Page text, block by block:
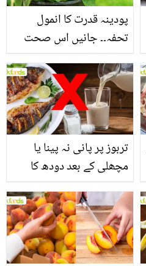
پودینہ قدرت کا انمول
تحفہ۔۔ جانیں اس صحت
انگیز طبی فوائد
تربوز پر پانی نہ پینا یا
مچھلی کے بعد دودھ کا
سے متعلق غلط فہمیوں کی
حقیقت کیا ہے اور افواہ
کیا؟